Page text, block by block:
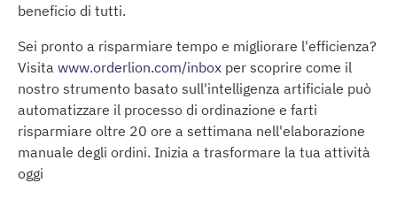
beneficio di tutti.
Sei pronto a risparmiare tempo e migliorare l'efficienza?
Visita www.orderlion.com/inbox per scoprire come il
nostro strumento basato sull'intelligenza artificiale può
automatizzare il processo di ordinazione e farti
risparmiare oltre 20 ore a settimana nell'elaborazione
manuale degli ordini. Inizia a trasformare la tua attività
oggi